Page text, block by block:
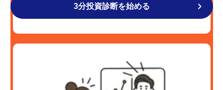
3分投資診断を始める